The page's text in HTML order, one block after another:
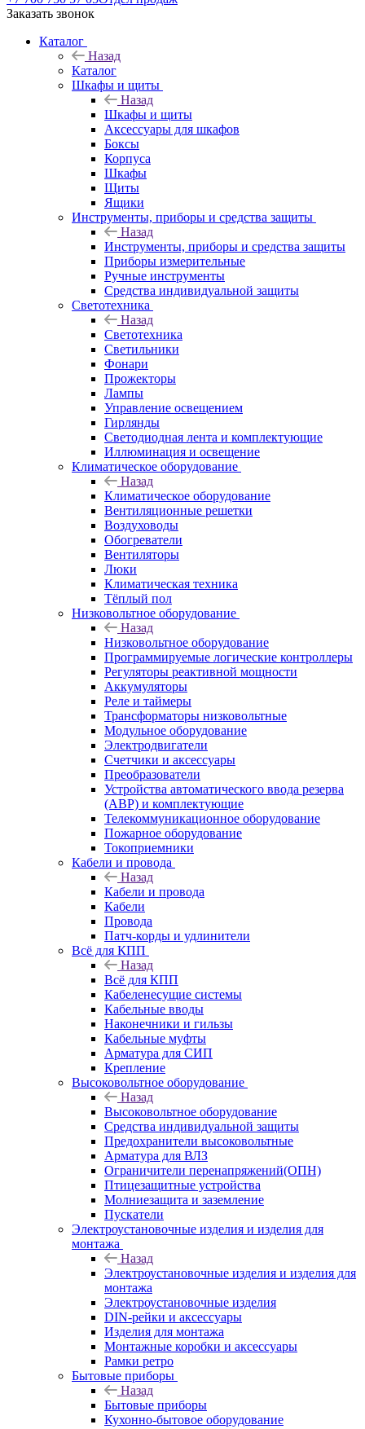
Заказать звонок
Каталог
Назад
Каталог
Шкафы и щиты
Назад
Шкафы и щиты
Аксессуары для шкафов
Боксы
Корпуса
Шкафы
Щиты
Ящики
Инструменты, приборы и средства защиты
Назад
Инструменты, приборы и средства защиты
Приборы измерительные
Ручные инструменты
Средства индивидуальной защиты
Светотехника
Назад
Светотехника
Светильники
Фонари
Прожекторы
Лампы
Управление освещением
Гирлянды
Светодиодная лента и комплектующие
Иллюминация и освещение
Климатическое оборудование
Назад
Климатическое оборудование
Вентиляционные решетки
Воздуховоды
Обогреватели
Вентиляторы
Люки
Климатическая техника
Тёплый пол
Низковольтное оборудование
Назад
Низковольтное оборудование
Программируемые логические контроллеры
Регуляторы реактивной мощности
Аккумуляторы
Реле и таймеры
Трансформаторы низковольтные
Модульное оборудование
Электродвигатели
Счетчики и аксессуары
Преобразователи
Устройства автоматического ввода резерва
(АВР) и комплектующие
Телекоммуникационное оборудование
Пожарное оборудование
Токоприемники
Кабели и провода
Назад
Кабели и провода
Кабели
Провода
Патч-корды и удлинители
Всё для КПП
Назад
Всё для КПП
Кабеленесущие системы
Кабельные вводы
Наконечники и гильзы
Кабельные муфты
Арматура для СИП
Крепление
Высоковольтное оборудование
Назад
Высоковольтное оборудование
Средства индивидуальной защиты
Предохранители высоковольтные
Арматура для ВЛЗ
Ограничители перенапряжений(ОПН)
Птицезащитные устройства
Молниезащита и заземление
Пускатели
Электроустановочные изделия и изделия для
монтажа
Назад
Электроустановочные изделия и изделия для
монтажа
Электроустановочные изделия
DIN-рейки и аксессуары
Изделия для монтажа
Монтажные коробки и аксессуары
Рамки ретро
Бытовые приборы
Назад
Бытовые приборы
Кухонно-бытовое оборудование